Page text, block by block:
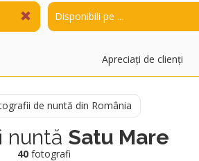
Apreciați de clienți
de nuntă din România
nuntă Satu Mare
40fotografi